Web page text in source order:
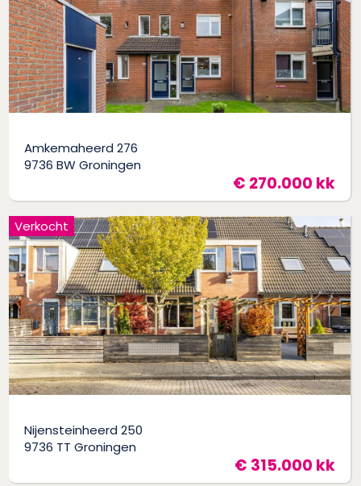
Amkemaheerd 276
9736 BW Groningen
€ 270.000 kk
Nijensteinheerd 250
9736 TT Groningen
€ 315.000 kk
Verkocht